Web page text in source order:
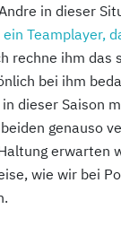
in dieser
ein Teamplayer,
rechne ihm das
bei ihm
dieser Saison
genauso
erwarten
wie wir bei